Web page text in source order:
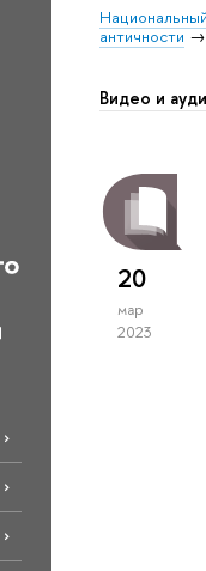
античности
Видео и
20
мар
2023